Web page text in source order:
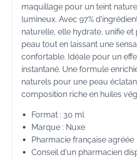
maquillage pour un teint
lumineux. Avec 97%
naturelle, elle hydrate, unifie
peau tout en laissant une
confortable. Idéale pour un
instantané. Une formule
naturels pour une peau
composition riche en huiles
Format : 30 ml
Marque : Nuxe
Pharmacie française agréée
Conseil d'un pharmacien